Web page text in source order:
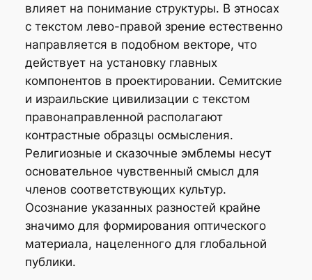
влияет на понимание структуры. В этносах
с текстом лево-правой зрение естественно
направляется в подобном векторе, что
действует на установку главных
компонентов в проектировании. Семитские
и израильские цивилизации с текстом
правонаправленной располагают
контрастные образцы осмысления.
Религиозные и сказочные эмблемы несут
основательное чувственный смысл для
членов соответствующих культур.
Осознание указанных разностей крайне
значимо для формирования оптического
материала, нацеленного для глобальной
публики.